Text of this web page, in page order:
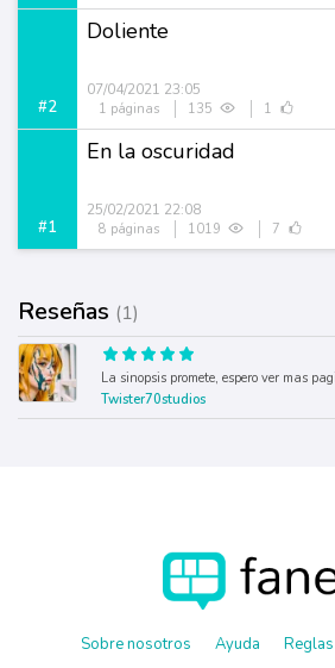
#2
Doliente
07/04/2021 23:05
1 páginas 135 1
#1
En la oscuridad
25/02/2021 22:08
8 páginas 1019 7
Reseñas (1)
La sinopsis promete, espero ver mas
Twister70studios
Sobre nosotros Ayuda